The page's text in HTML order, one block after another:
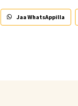
Jaa WhatsAppilla